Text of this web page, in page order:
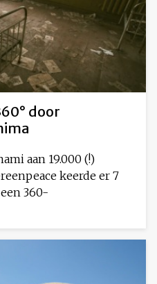
door
aan 19.000 (!)
keerde er 7
360-